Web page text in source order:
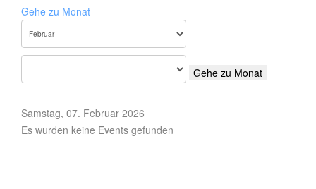
Gehe zu Monat
Gehe zu Monat
Samstag, 07. Februar 2026
Es wurden keine Events gefunden